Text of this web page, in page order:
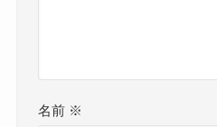
名前 ※